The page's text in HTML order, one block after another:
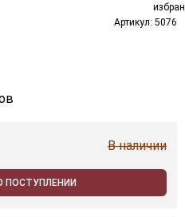
Артикул: 5076
В наличии